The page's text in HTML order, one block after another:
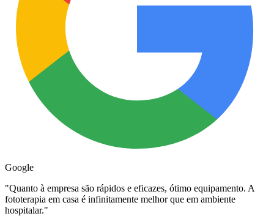
Google
"Quanto à empresa são rápidos e eficazes, ótimo equipamento. A
fototerapia em casa é infinitamente melhor que em ambiente
hospitalar."